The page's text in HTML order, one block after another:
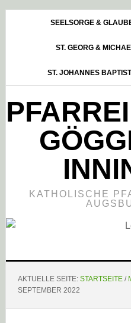
HauptsidebarSEELSORGE &
ST. GEORG &
ST. JOHANNES
KATHOLISCHE
AKTUELLE SEITE: STARTSEITE /
SEPTEMBER 2022